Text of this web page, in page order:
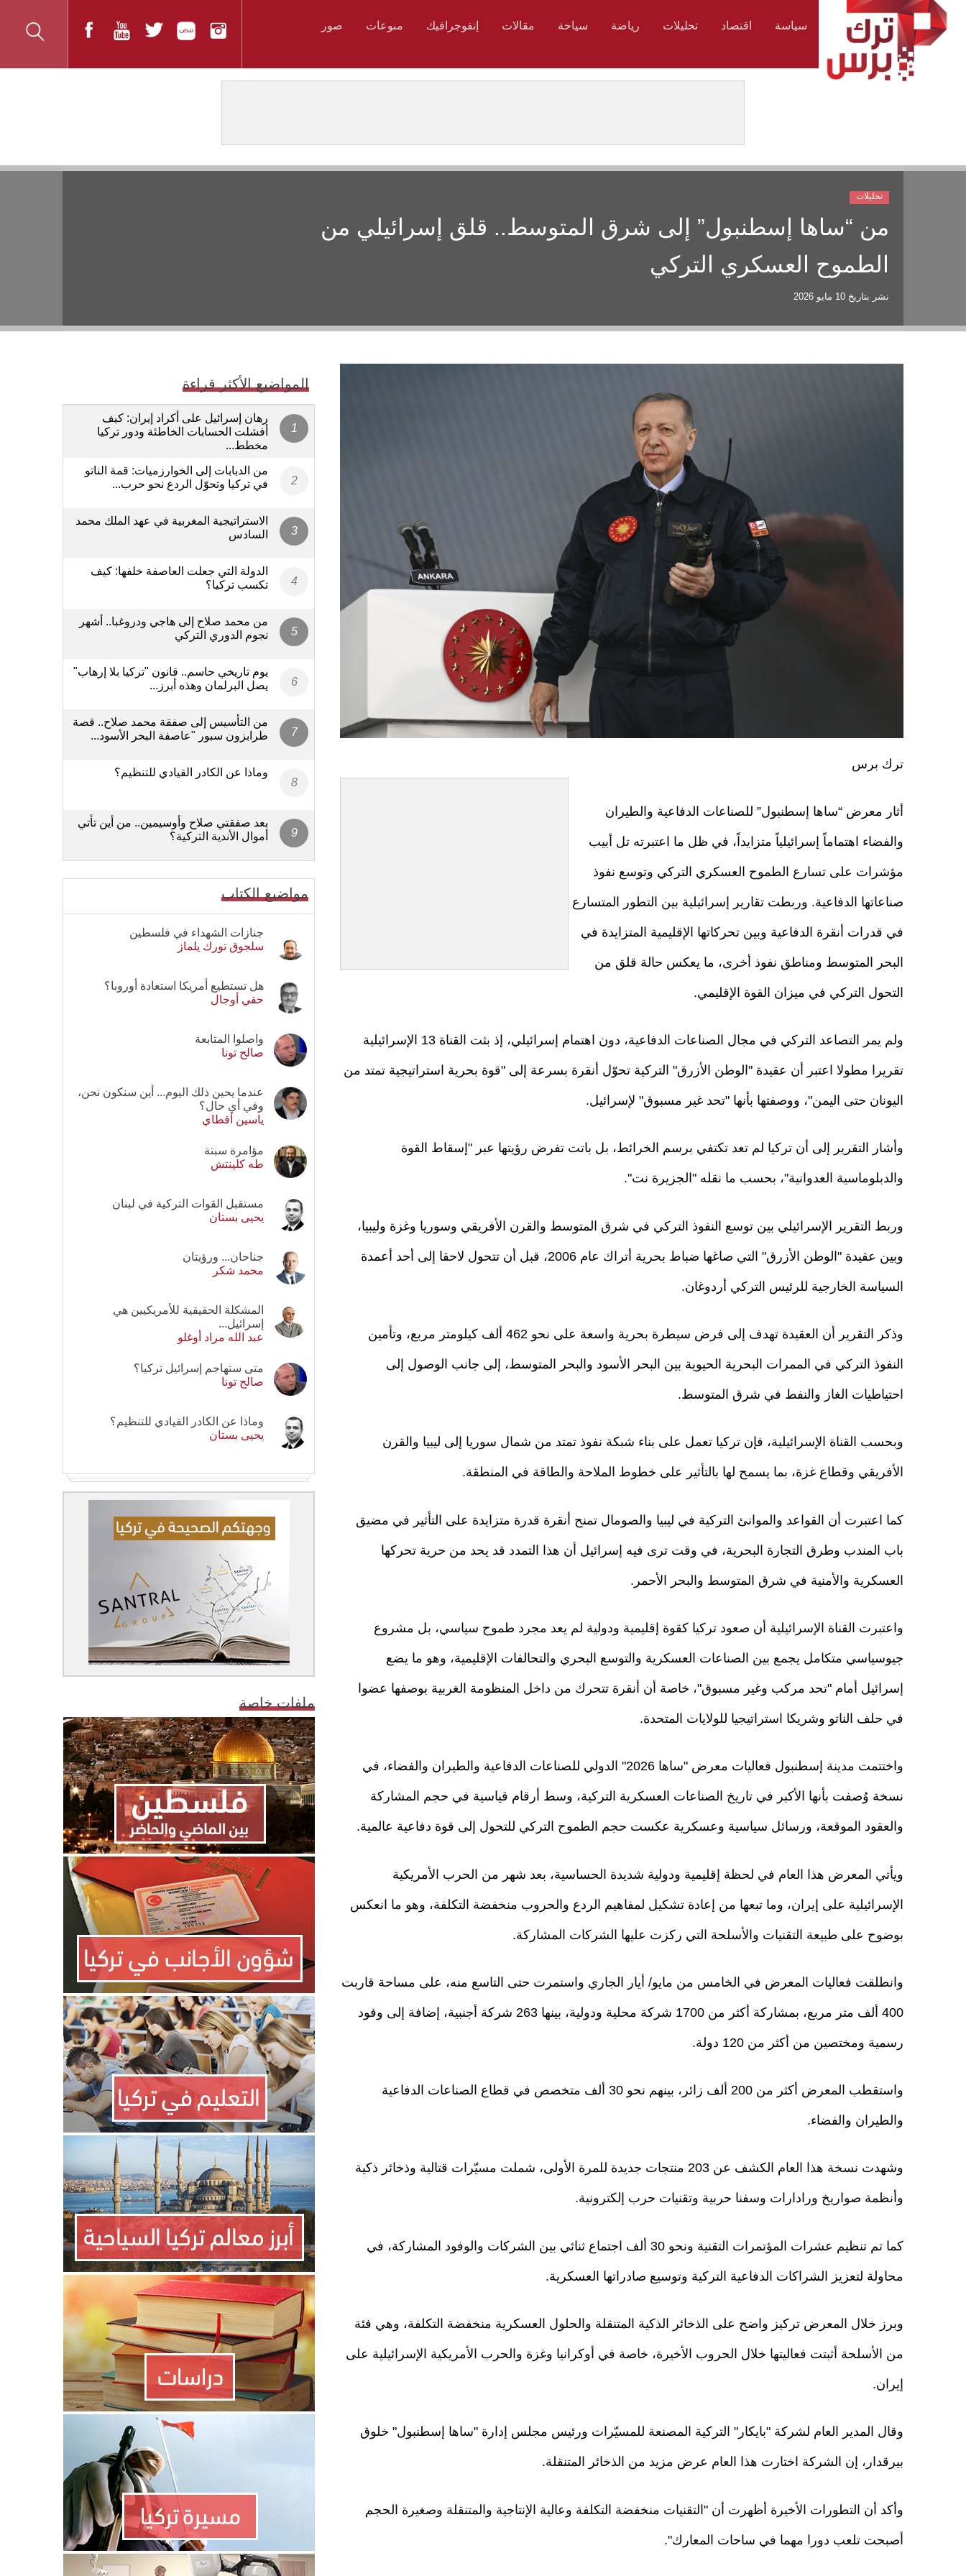
سياسة اقتصاد تحليلات رياضة سياحة مقالات إنفوجرافيك منوعات صور
من “ساها إسطنبول” إلى شرق المتوسط.. قلق إسرائيلي من
الطموح العسكري التركي
نشر بتاريخ 10 مايو 2026
تحليلات
ترك برس
أثار معرض “ساها إسطنبول” للصناعات الدفاعية والطيران
والفضاء اهتماماً إسرائيلياً متزايداً، في ظل ما اعتبرته تل أبيب
مؤشرات على تسارع الطموح العسكري التركي وتوسع نفوذ
صناعاتها الدفاعية. وربطت تقارير إسرائيلية بين التطور المتسارع
في قدرات أنقرة الدفاعية وبين تحركاتها الإقليمية المتزايدة في
البحر المتوسط ومناطق نفوذ أخرى، ما يعكس حالة قلق من
التحول التركي في ميزان القوة الإقليمي.
ولم يمر التصاعد التركي في مجال الصناعات الدفاعية، دون اهتمام إسرائيلي، إذ بثت القناة 13 الإسرائيلية
تقريرا مطولا اعتبر أن عقيدة "الوطن الأزرق" التركية تحوّل أنقرة بسرعة إلى "قوة بحرية استراتيجية تمتد من
اليونان حتى اليمن"، ووصفتها بأنها "تحد غير مسبوق" لإسرائيل.
وأشار التقرير إلى أن تركيا لم تعد تكتفي برسم الخرائط، بل باتت تفرض رؤيتها عبر "إسقاط القوة
والدبلوماسية العدوانية"، بحسب ما نقله "الجزيرة نت".
وربط التقرير الإسرائيلي بين توسع النفوذ التركي في شرق المتوسط والقرن الأفريقي وسوريا وغزة وليبيا،
وبين عقيدة "الوطن الأزرق" التي صاغها ضباط بحرية أتراك عام 2006، قبل أن تتحول لاحقا إلى أحد أعمدة
السياسة الخارجية للرئيس التركي أردوغان.
وذكر التقرير أن العقيدة تهدف إلى فرض سيطرة بحرية واسعة على نحو 462 ألف كيلومتر مربع، وتأمين
النفوذ التركي في الممرات البحرية الحيوية بين البحر الأسود والبحر المتوسط، إلى جانب الوصول إلى
احتياطيات الغاز والنفط في شرق المتوسط.
وبحسب القناة الإسرائيلية، فإن تركيا تعمل على بناء شبكة نفوذ تمتد من شمال سوريا إلى ليبيا والقرن
الأفريقي وقطاع غزة، بما يسمح لها بالتأثير على خطوط الملاحة والطاقة في المنطقة.
كما اعتبرت أن القواعد والموانئ التركية في ليبيا والصومال تمنح أنقرة قدرة متزايدة على التأثير في مضيق
باب المندب وطرق التجارة البحرية، في وقت ترى فيه إسرائيل أن هذا التمدد قد يحد من حرية تحركها
العسكرية والأمنية في شرق المتوسط والبحر الأحمر.
واعتبرت القناة الإسرائيلية أن صعود تركيا كقوة إقليمية ودولية لم يعد مجرد طموح سياسي، بل مشروع
جيوسياسي متكامل يجمع بين الصناعات العسكرية والتوسع البحري والتحالفات الإقليمية، وهو ما يضع
إسرائيل أمام "تحد مركب وغير مسبوق"، خاصة أن أنقرة تتحرك من داخل المنظومة الغربية بوصفها عضوا
في حلف الناتو وشريكا استراتيجيا للولايات المتحدة.
واختتمت مدينة إسطنبول فعاليات معرض "ساها 2026" الدولي للصناعات الدفاعية والطيران والفضاء، في
نسخة وُصفت بأنها الأكبر في تاريخ الصناعات العسكرية التركية، وسط أرقام قياسية في حجم المشاركة
والعقود الموقعة، ورسائل سياسية وعسكرية عكست حجم الطموح التركي للتحول إلى قوة دفاعية عالمية.
ويأتي المعرض هذا العام في لحظة إقليمية ودولية شديدة الحساسية، بعد شهر من الحرب الأمريكية
الإسرائيلية على إيران، وما تبعها من إعادة تشكيل لمفاهيم الردع والحروب منخفضة التكلفة، وهو ما انعكس
بوضوح على طبيعة التقنيات والأسلحة التي ركزت عليها الشركات المشاركة.
وانطلقت فعاليات المعرض في الخامس من مايو/ أيار الجاري واستمرت حتى التاسع منه، على مساحة قاربت
400 ألف متر مربع، بمشاركة أكثر من 1700 شركة محلية ودولية، بينها 263 شركة أجنبية، إضافة إلى وفود
رسمية ومختصين من أكثر من 120 دولة.
واستقطب المعرض أكثر من 200 ألف زائر، بينهم نحو 30 ألف متخصص في قطاع الصناعات الدفاعية
والطيران والفضاء.
وشهدت نسخة هذا العام الكشف عن 203 منتجات جديدة للمرة الأولى، شملت مسيّرات قتالية وذخائر ذكية
وأنظمة صواريخ ورادارات وسفنا حربية وتقنيات حرب إلكترونية.
كما تم تنظيم عشرات المؤتمرات التقنية ونحو 30 ألف اجتماع ثنائي بين الشركات والوفود المشاركة، في
محاولة لتعزيز الشراكات الدفاعية التركية وتوسيع صادراتها العسكرية.
وبرز خلال المعرض تركيز واضح على الذخائر الذكية المتنقلة والحلول العسكرية منخفضة التكلفة، وهي فئة
من الأسلحة أثبتت فعاليتها خلال الحروب الأخيرة، خاصة في أوكرانيا وغزة والحرب الأمريكية الإسرائيلية على
إيران.
وقال المدير العام لشركة "بايكار" التركية المصنعة للمسيّرات ورئيس مجلس إدارة "ساها إسطنبول" خلوق
بيرقدار، إن الشركة اختارت هذا العام عرض مزيد من الذخائر المتنقلة.
وأكد أن التطورات الأخيرة أظهرت أن "التقنيات منخفضة التكلفة وعالية الإنتاجية والمتنقلة وصغيرة الحجم
أصبحت تلعب دورا مهما في ساحات المعارك".
المواضيع الأكثر قراءة
رهان إسرائيل على أكراد إيران: كيف
أفشلت الحسابات الخاطئة ودور تركيا
مخطط...
من الدبابات إلى الخوارزميات: قمة الناتو
في تركيا وتحوّل الردع نحو حرب...
الاستراتيجية المغربية في عهد الملك محمد
السادس
الدولة التي جعلت العاصفة خلفها: كيف
تكسب تركيا؟
من محمد صلاح إلى هاجي ودروغبا.. أشهر
نجوم الدوري التركي
يوم تاريخي حاسم.. قانون "تركيا بلا إرهاب"
يصل البرلمان وهذه أبرز...
من التأسيس إلى صفقة محمد صلاح.. قصة
طرابزون سبور "عاصفة البحر الأسود...
وماذا عن الكادر القيادي للتنظيم؟
بعد صفقتي صلاح وأوسيمين.. من أين تأتي
أموال الأندية التركية؟
مواضيع الكتاب
جنازات الشهداء في فلسطين
سلجوق تورك يلماز
هل تستطيع أمريكا استعادة أوروبا؟
حقي أوجال
واصلوا المتابعة
صالح تونا
عندما يحين ذلك اليوم... أين سنكون نحن،
وفي أي حال؟
ياسين أقطاي
مؤامرة سبتة
طه كلينتش
مستقبل القوات التركية في لبنان
يحيى بستان
جناحان... ورؤيتان
محمد شكر
المشكلة الحقيقية للأمريكيين هي
إسرائيل...
عبد الله مراد أوغلو
متى ستهاجم إسرائيل تركيا؟
صالح تونا
وماذا عن الكادر القيادي للتنظيم؟
يحيى بستان
ملفات خاصة